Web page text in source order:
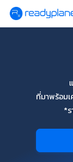
ที่มาพร้อม
*